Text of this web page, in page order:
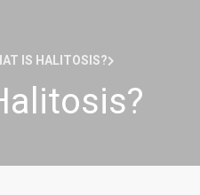
IS HALITOSIS?